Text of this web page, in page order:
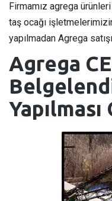
Firmamız agrega
taş ocağı
yapılmadan Agrega
Agrega CE